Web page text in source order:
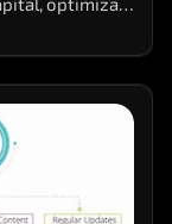
Dominar
en la demanda
Para análisis
MHA
con una